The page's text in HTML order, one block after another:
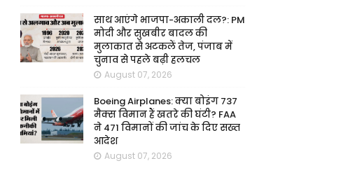
साथ आएंगे भाजपा-अकाली दल?: PM
मोदी और सुखबीर बादल की
मुलाकात से अटकलें तेज, पंजाब में
चुनाव से पहले बढ़ी हलचल
August 07, 2026
Boeing Airplanes: क्या बोइंग 737
मैक्स विमान हैं खतरे की घंटी? FAA
ने 471 विमानों की जांच के दिए सख्त
आदेश
August 07, 2026